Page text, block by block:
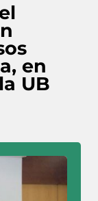
en
UB